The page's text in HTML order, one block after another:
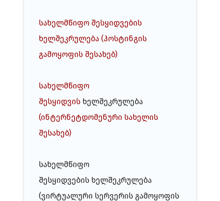
სახელმწიფო შესყიდვების
ხელშეკრულება (ჰოსტინგის
გამოყოფის შესახებ)
სახელმწიფო
შესყიდვის ხელშეკრულება
(ინტერნეტდომენური სახელის
შესახებ)
სახელმწიფო
შესყიდვების ხელშეკრულება
(ვირტუალური სერვერის გამოყოფის